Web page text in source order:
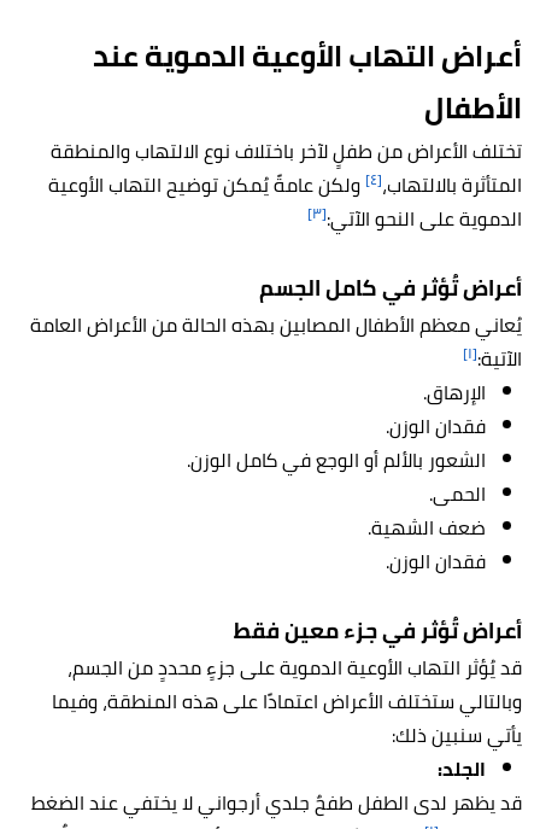
أعراض التهاب الأوعية الدموية عند
الأطفال
تختلف الأعراض من طفلٍ لآخر باختلاف نوع الالتهاب والمنطقة
المتأثرة بالالتهاب،[٤]
ولكن عامةً يُمكن توضيح التهاب الأوعية
الدموية على النحو الآتي:[٣]
أعراض تُؤثر في كامل الجسم
يُعاني معظم الأطفال المصابين بهذه الحالة من الأعراض العامة
الآتية:[١]
الإرهاق.
فقدان الوزن.
الشعور بالألم أو الوجع في كامل الوزن.
الحمى.
ضعف الشهية.
فقدان الوزن.
أعراض تُؤثر في جزء معين فقط
قد يُؤثر التهاب الأوعية الدموية على جزءٍ محددٍ من الجسم،
وبالتالي ستختلف الأعراض اعتمادًا على هذه المنطقة، وفيما
يأتي سنبين ذلك:
الجلد:
قد يظهر لدى الطفل طفحٌ جلدي أرجواني لا يختفي عند الضغط